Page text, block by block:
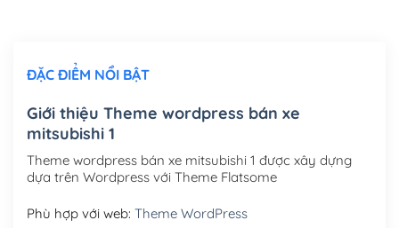
Mua thêm Host + Tên miền
Tên miền Việt Nam .vn (1 năm)
Hosting 2GB SSD (1 năm)(+450,000₫)
Hosting 3GB SSD (1 năm)(+550,000₫)
ĐẶC ĐIỂM NỔI BẬT
Giới thiệu Theme wordpress bán xe
mitsubishi 1
Theme wordpress bán xe mitsubishi 1 được xây dựng
dựa trên Wordpress với Theme Flatsome
Phù hợp với web: Theme WordPress